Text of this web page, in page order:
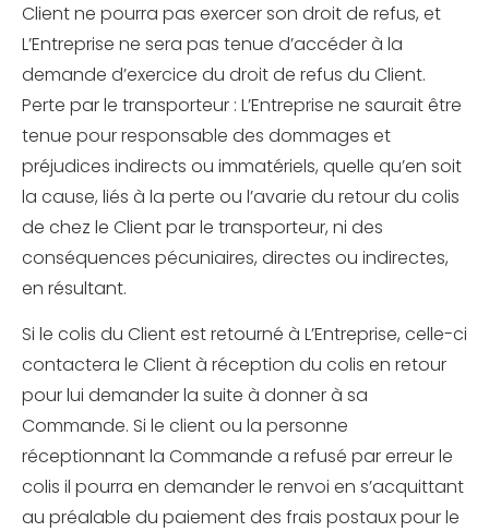
Client ne pourra pas exercer son droit de refus, et
L’Entreprise ne sera pas tenue d’accéder à la
demande d’exercice du droit de refus du Client.
Perte par le transporteur : L’Entreprise ne saurait être
tenue pour responsable des dommages et
préjudices indirects ou immatériels, quelle qu’en soit
la cause, liés à la perte ou l’avarie du retour du colis
de chez le Client par le transporteur, ni des
conséquences pécuniaires, directes ou indirectes,
en résultant.
Si le colis du Client est retourné à L’Entreprise, celle-ci
contactera le Client à réception du colis en retour
pour lui demander la suite à donner à sa
Commande. Si le client ou la personne
réceptionnant la Commande a refusé par erreur le
colis il pourra en demander le renvoi en s’acquittant
au préalable du paiement des frais postaux pour le